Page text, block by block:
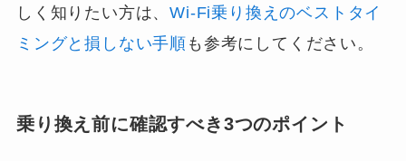
しく知りたい方は、Wi-Fi乗り換えのベストタイ
ミングと損しない手順 も参考にしてください。
乗り換え前に確認すべき3つのポイント